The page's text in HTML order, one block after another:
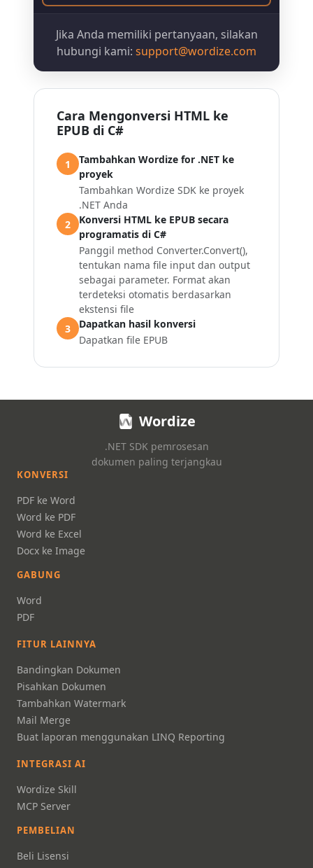
Jika Anda memiliki pertanyaan, silakan
hubungi kami: support@wordize.com
Cara Mengonversi HTML ke
EPUB di C#
1
Tambahkan Wordize for .NET ke
proyek
Tambahkan Wordize SDK ke proyek
.NET Anda
2
Konversi HTML ke EPUB secara
programatis di C#
Panggil method Converter.Convert(),
tentukan nama file input dan output
sebagai parameter. Format akan
terdeteksi otomatis berdasarkan
ekstensi file
3
Dapatkan hasil konversi
Dapatkan file EPUB
Wordize
.NET SDK pemrosesan
dokumen paling terjangkau
KONVERSI
PDF ke Word
Word ke PDF
Word ke Excel
Docx ke Image
GABUNG
Word
PDF
FITUR LAINNYA
Bandingkan Dokumen
Pisahkan Dokumen
Tambahkan Watermark
Mail Merge
Buat laporan menggunakan LINQ Reporting
INTEGRASI AI
Wordize Skill
MCP Server
PEMBELIAN
Beli Lisensi